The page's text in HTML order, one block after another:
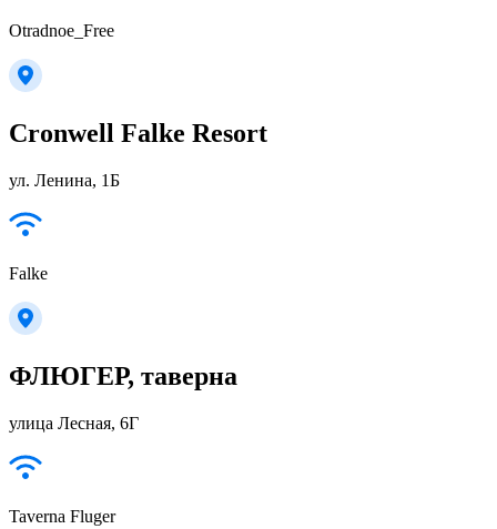
Otradnoe_Free
Cronwell Falke Resort
ул. Ленина, 1Б
Falke
ФЛЮГЕР, таверна
улица Лесная, 6Г
Taverna Fluger